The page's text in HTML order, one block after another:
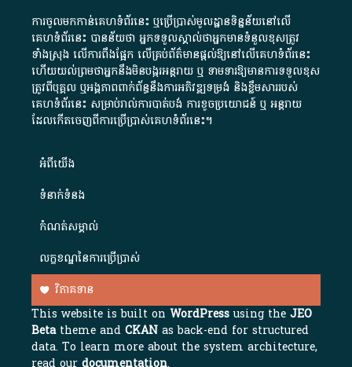
ការចូលមកកាន់គេហទំព័រនេះ ឬប្រើប្រាស់មូលដ្ឋានទិន្នន័យនៅលើ
គេហទំព័រនេះ បានន័យថា អ្នកទទួលស្គាល់ថាអ្នកមានទំនួលខុសត្រូវ
ទាំងស្រុង លើការពឹងផ្អែក លើគ្រប់ព័ត៌មានផ្តល់ឱ្យនៅលើគេហទំព័រនេះ
ហើយយល់ព្រមថាអ្នកនឹងមិនបង្ករអន្តរាយ ឬ ទាមទារ​ឱ្យមានការទទួលខុស​
ត្រូវពីបុគ្គល ឬអង្គភាពពាក់ព័ន្ធនឹងការអភិវឌ្ឍទម្រង់ និងខ្លឹមសាររបស់
គេហទំព័រនេះ សម្រាប់រាល់ការបាត់បង់ ការខូចប្រយោជន៍ ឬ អន្តរាយ
ដែលកើតចេញពីការប្រើប្រាស់គេហទំព័រនេះ។
អំពី​យើង​
ទំនាក់ទំនង
កំណត់សម្គាល់
លក្ខខណ្ឌនៃការប្រើប្រាស់
វិភាគទាន
This website is built onWordPressusing theJEO
Betatheme andCKAN as back-end for structured
data. To learn more about the system architecture,